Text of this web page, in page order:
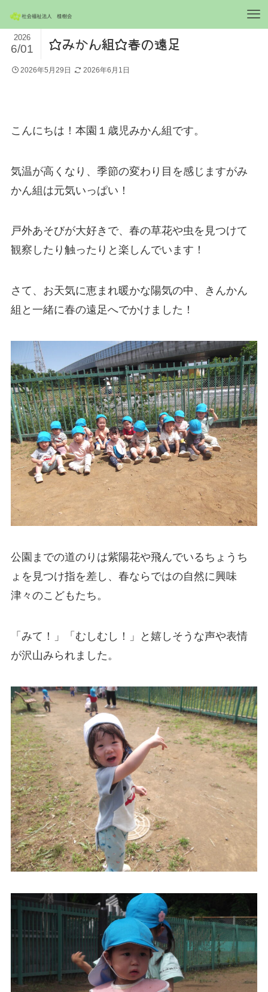
☆みかん組☆春の遠足
2026
6/01
2026年5月29日 2026年6月1日
こんにちは！本園１歳児みかん組です。
気温が高くなり、季節の変わり目を感じますがみ
かん組は元気いっぱい！
戸外あそびが大好きで、春の草花や虫を見つけて
観察したり触ったりと楽しんでいます！
さて、お天気に恵まれ暖かな陽気の中、きんかん
組と一緒に春の遠足へでかけました！
公園までの道のりは紫陽花や飛んでいるちょうち
ょを見つけ指を差し、春ならではの自然に興味
津々のこどもたち。
「みて！」「むしむし！」と嬉しそうな声や表情
が沢山みられました。